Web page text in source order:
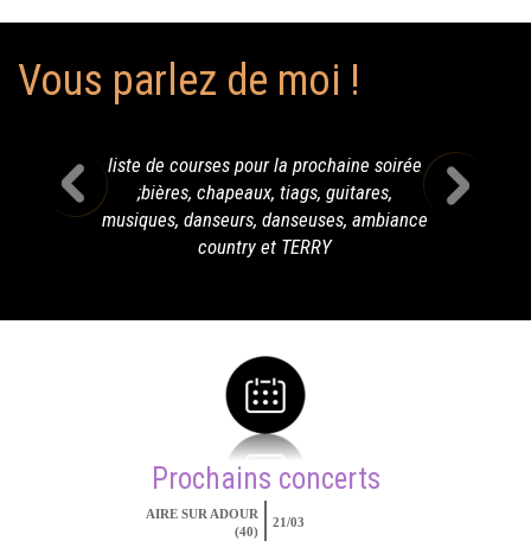
Vous parlez de moi !
liste de courses pour la prochaine soirée
;bières, chapeaux, tiags, guitares,
musiques, danseurs, danseuses, ambiance
country et TERRY
Prochains concerts
AIRE SUR ADOUR
(40)
21/03